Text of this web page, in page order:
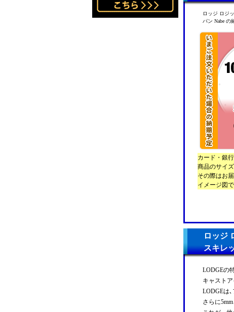
ロッジ ロジ
パン Nabe の
カード・銀
商品のサイ
その際はお
イメージ図
ロッジ
スキレ
LODGEの
キャスト
LODGEは
さらに